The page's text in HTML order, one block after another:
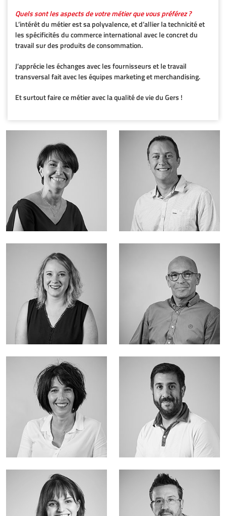
Quels sont les aspects de votre métier que vous préférez ?
L’intérêt du métier est sa polyvalence, et d’allier la technicité et
les spécificités du commerce international avec le concret du
travail sur des produits de consommation.
J’apprécie les échanges avec les fournisseurs et le travail
transversal fait avec les équipes marketing et merchandising.
Et surtout faire ce métier avec la qualité de vie du Gers !
Secrétaire de direction Compte clé Export
Assistante commerciale Responsable logistique
Responsable Marketing
Opérationnel
Responsable Qualité
Produits
Acheteuse Responsable logistique